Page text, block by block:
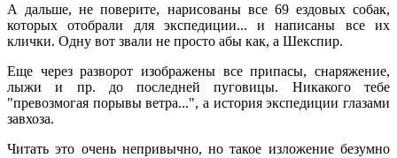
А дальше, не поверите, нарисованы все 69 ездовых собак,
которых отобрали для экспедиции... и написаны все их
клички. Одну вот звали не просто абы как, а Шекспир.
Еще через разворот изображены все припасы, снаряжение,
лыжи и пр. до последней пуговицы. Никакого тебе
"превозмогая порывы ветра...", а история экспедиции глазами
завхоза.
Читать это очень непривычно, но такое изложение безумно